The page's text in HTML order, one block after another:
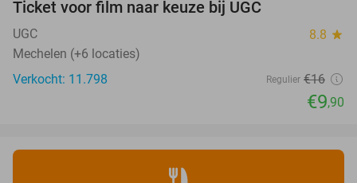
Ticket voor film naar keuze bij UGC
UGC 8.8 star
Mechelen (+6 locaties)
Verkocht: 11.798
Regulier €16
€9,90